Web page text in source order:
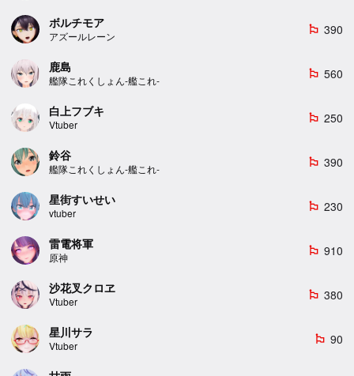
ボルチモア
アズールレーン
emoji_flags 390
鹿島
艦隊これくしょん-艦これ-
emoji_flags 560
白上フブキ
Vtuber
emoji_flags 250
鈴谷
艦隊これくしょん-艦これ-
emoji_flags 390
星街すいせい
vtuber
emoji_flags 230
雷電将軍
原神
emoji_flags 910
沙花叉クロヱ
Vtuber
emoji_flags 380
星川サラ
Vtuber
emoji_flags 90